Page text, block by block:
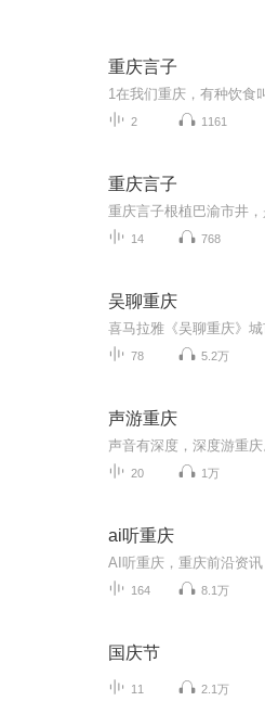
重庆言子
2 1161
重庆言子
14 768
吴聊重庆
78 5.2万
声游重庆
20 1万
ai听重庆
164 8.1万
国庆节
11 2.1万